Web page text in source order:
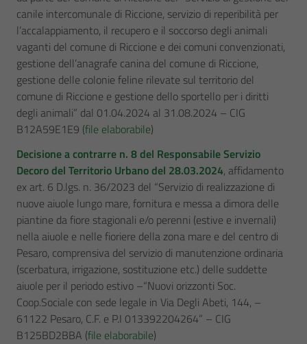
canile intercomunale di Riccione, servizio di reperibilità per
l’accalappiamento, il recupero e il soccorso degli animali
vaganti del comune di Riccione e dei comuni convenzionati,
gestione dell’anagrafe canina del comune di Riccione,
gestione delle colonie feline rilevate sul territorio del
comune di Riccione e gestione dello sportello per i diritti
degli animali” dal 01.04.2024 al 31.08.2024 – CIG
B12A59E1E9 (file elaborabile)
Decisione a contrarre n. 8 del Responsabile Servizio
Decoro del Territorio Urbano del 28.03.2024, affidamento
ex art. 6 D.lgs. n. 36/2023 del “Servizio di realizzazione di
nuove aiuole lungo mare, fornitura e messa a dimora delle
piantine da fiore stagionali e/o perenni (estive e invernali)
nella aiuole e nelle fioriere della zona mare e del centro di
Pesaro, comprensiva del servizio di manutenzione ordinaria
(scerbatura, irrigazione, sostituzione etc.) delle suddette
aiuole per il periodo estivo –“Nuovi orizzonti Soc.
Coop.Sociale con sede legale in Via Degli Abeti, 144, –
61122 Pesaro, C.F. e P.I 013392204264” – CIG
B125BD2BBA (file elaborabile)